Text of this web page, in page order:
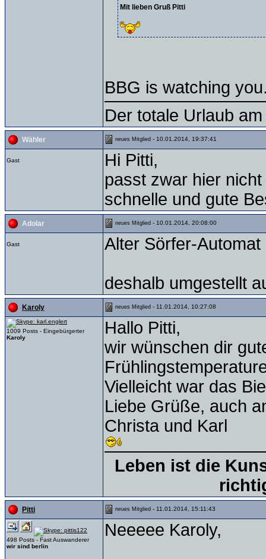
Mit lieben Gruß Pitti
BBG is watching
Der totale Urlaub
Wähler neues Mitglied - 10.01.2014, 19:37:41
Gast
Hi Pitti,
passt zwar hier
schnelle und gute
Adolar neues Mitglied - 10.01.2014, 20:08:00
Gast Alter Sörfer-
deshalb umgestellt
Karoly neues Mitglied - 11.01.2014, 10:27:08
1009 Posts - Eingebürgerter
Karoly
Hallo Pitti,
wir wünschen dir
Vielleicht war das
Liebe Grüße, auch
Christa und Karl
Leben ist die
Pitti neues Mitglied - 11.01.2014, 15:11:43
498 Posts - Fast Auswanderer
wir sind berlin
Neeeee Karoly,